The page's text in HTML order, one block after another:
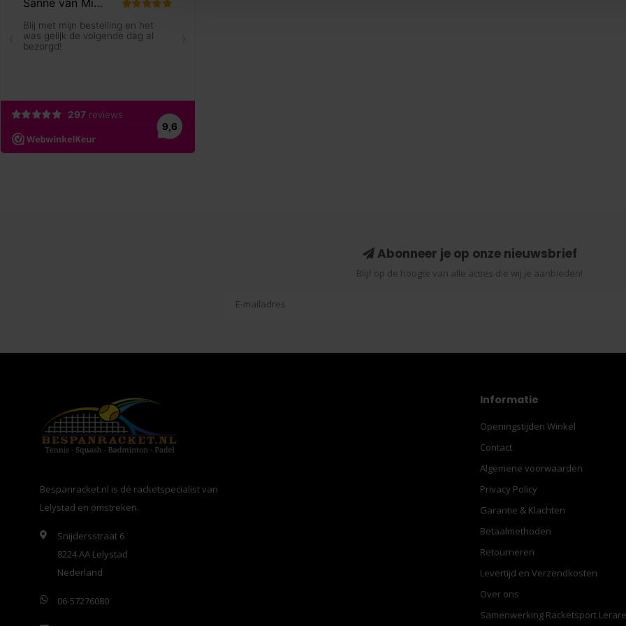
Abonneer je op onze nieuwsbrief
Blijf op de hoogte van alle acties die wij je aanbieden!
Bespanracket.nl is dé racketspecialist van
Lelystad en omstreken.
Snijdersstraat 6
8224 AA Lelystad
Nederland
06-57276080
Informatie
Openingstijden Winkel
Contact
Algemene voorwaarden
Privacy Policy
Garantie & Klachten
Betaalmethoden
Retourneren
Levertijd en Verzendkosten
Over ons
Samenwerking Racketsport